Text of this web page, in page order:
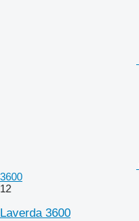
3600
12
Laverda 3600